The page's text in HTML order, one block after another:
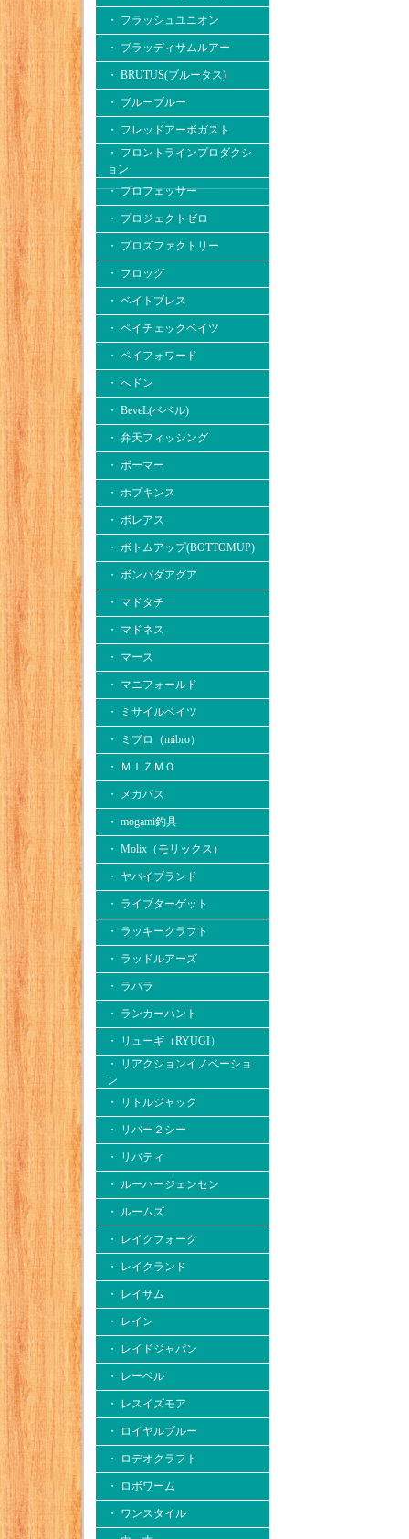
・ フラッシュユニオン
・ ブラッディサムルアー
・ BRUTUS(ブルータス)
・ ブルーブルー
・ フレッドアーボガスト
・ フロントラインプロダクシ
ョン
・ プロフェッサー
・ プロジェクトゼロ
・ プロズファクトリー
・ フロッグ
・ ベイトブレス
・ ペイチェックベイツ
・ ペイフォワード
・ へドン
・ BeveL(ベベル)
・ 弁天フィッシング
・ ボーマー
・ ホプキンス
・ ボレアス
・ ボトムアップ(BOTTOMUP)
・ ボンバダアグア
・ マドタチ
・ マドネス
・ マーズ
・ マニフォールド
・ ミサイルベイツ
・ ミブロ（mibro）
・ ＭＩＺＭＯ
・ メガバス
・ mogami釣具
・ Molix（モリックス）
・ ヤバイブランド
・ ライブターゲット
・ ラッキークラフト
・ ラッドルアーズ
・ ラパラ
・ ランカーハント
・ リューギ（RYUGI）
・ リアクションイノベーショ
ン
・ リトルジャック
・ リバー２シー
・ リバティ
・ ルーハージェンセン
・ ルームズ
・ レイクフォーク
・ レイクランド
・ レイサム
・ レイン
・ レイドジャパン
・ レーベル
・ レスイズモア
・ ロイヤルブルー
・ ロデオクラフト
・ ロボワーム
・ ワンスタイル